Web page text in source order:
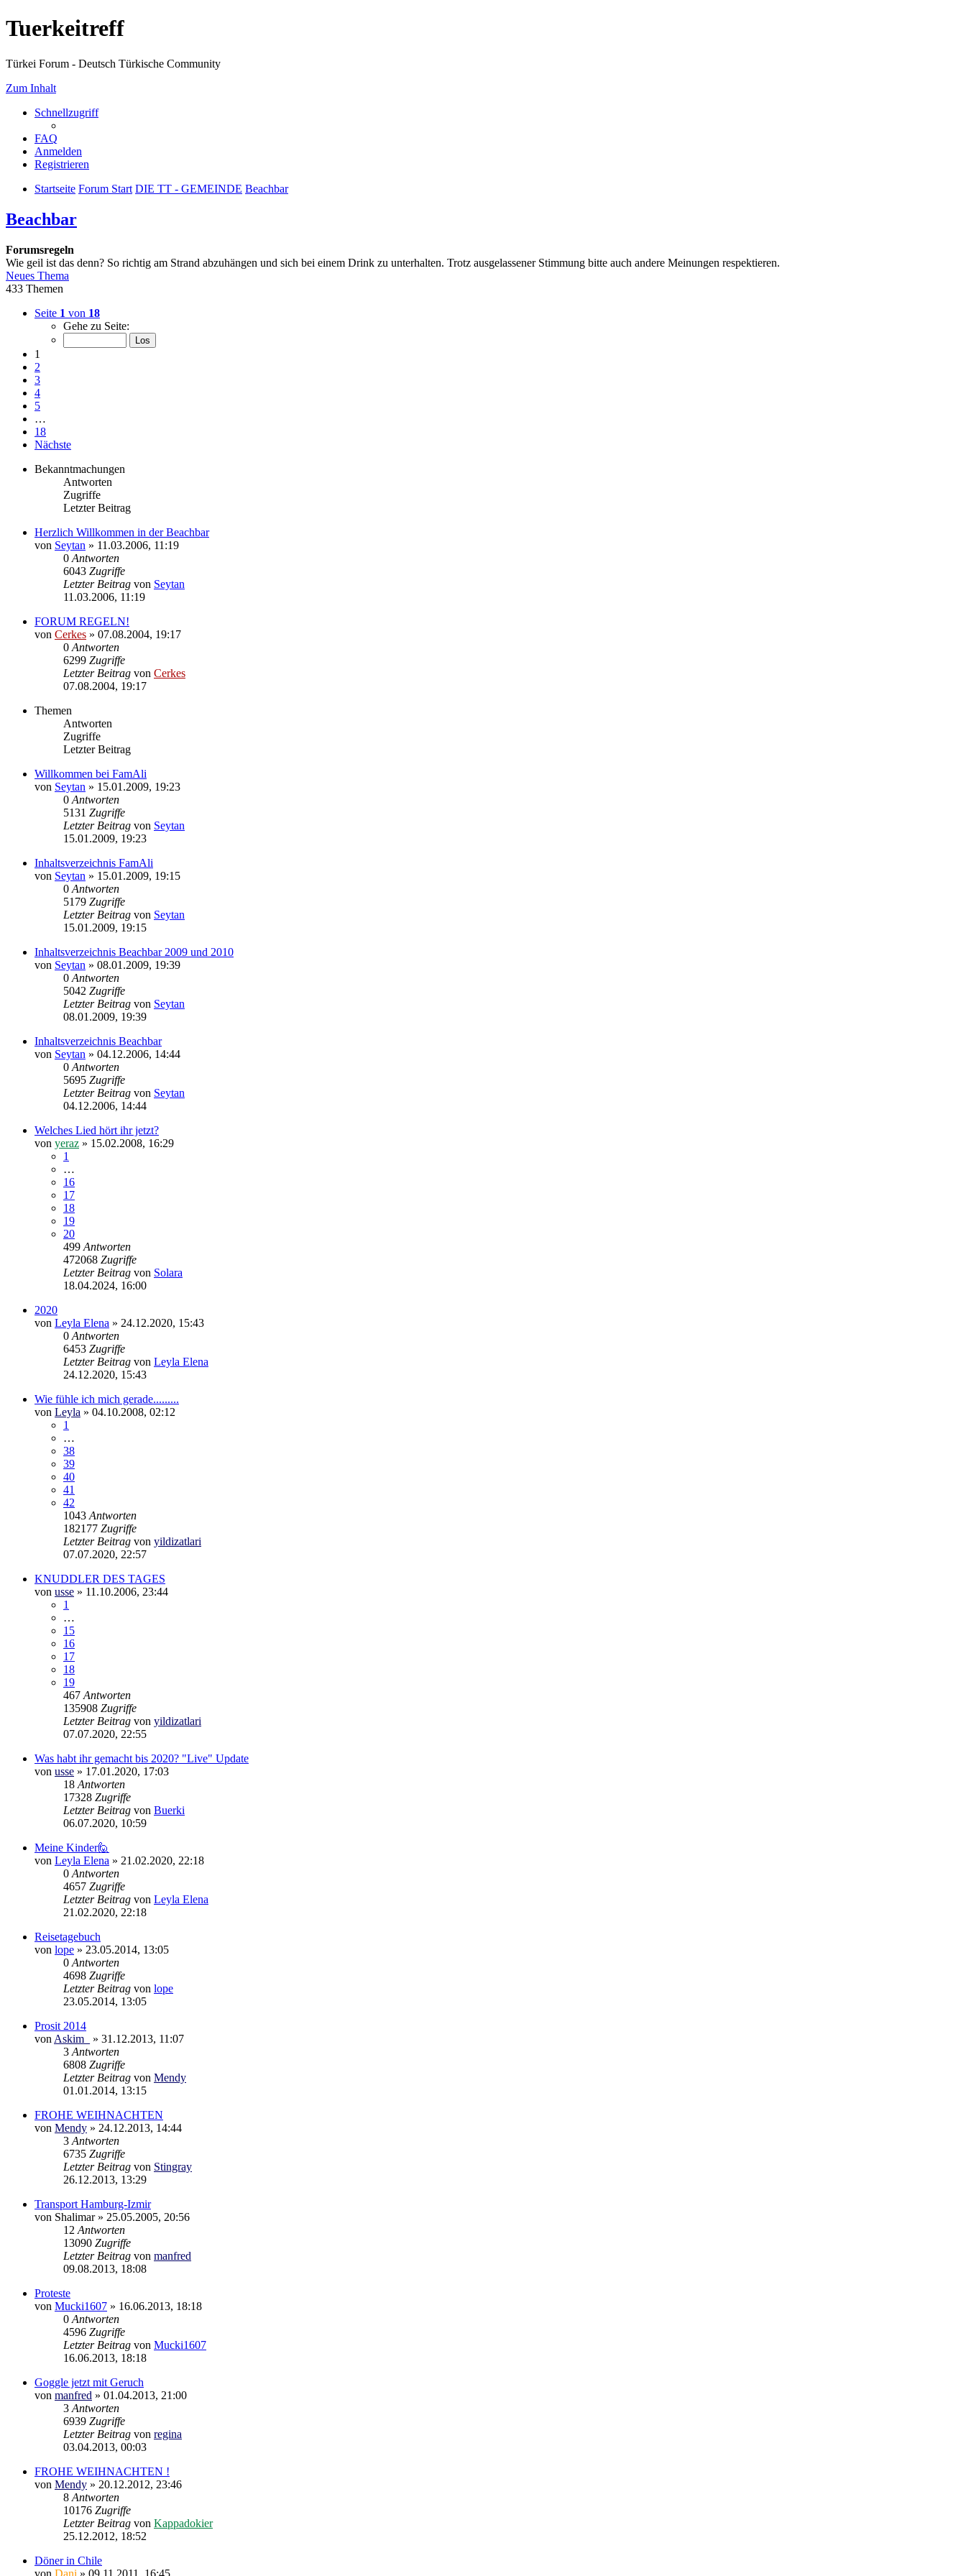
Tuerkeitreff
Türkei Forum - Deutsch Türkische Community
Zum Inhalt
Schnellzugriff
FAQ
Anmelden
Registrieren
Startseite Forum Start DIE TT - GEMEINDE Beachbar
Beachbar
Forumsregeln
Wie geil ist das denn? So richtig am Strand abzuhängen und sich bei einem Drink zu unterhalten. Trotz ausgelassener Stimmung bitte auch andere Meinungen respektieren.
Neues Thema
433 Themen
Seite 1 von 18
Gehe zu Seite:
1
2
3
4
5
…
18
Nächste
Bekanntmachungen
Antworten
Zugriffe
Letzter Beitrag
Herzlich Willkommen in der Beachbar
von Seytan » 11.03.2006, 11:19
0 Antworten
6043 Zugriffe
Letzter Beitrag von Seytan
11.03.2006, 11:19
FORUM REGELN!
von Cerkes » 07.08.2004, 19:17
0 Antworten
6299 Zugriffe
Letzter Beitrag von Cerkes
07.08.2004, 19:17
Themen
Antworten
Zugriffe
Letzter Beitrag
Willkommen bei FamAli
von Seytan » 15.01.2009, 19:23
0 Antworten
5131 Zugriffe
Letzter Beitrag von Seytan
15.01.2009, 19:23
Inhaltsverzeichnis FamAli
von Seytan » 15.01.2009, 19:15
0 Antworten
5179 Zugriffe
Letzter Beitrag von Seytan
15.01.2009, 19:15
Inhaltsverzeichnis Beachbar 2009 und 2010
von Seytan » 08.01.2009, 19:39
0 Antworten
5042 Zugriffe
Letzter Beitrag von Seytan
08.01.2009, 19:39
Inhaltsverzeichnis Beachbar
von Seytan » 04.12.2006, 14:44
0 Antworten
5695 Zugriffe
Letzter Beitrag von Seytan
04.12.2006, 14:44
Welches Lied hört ihr jetzt?
von yeraz » 15.02.2008, 16:29
1
…
16
17
18
19
20
499 Antworten
472068 Zugriffe
Letzter Beitrag von Solara
18.04.2024, 16:00
2020
von Leyla Elena » 24.12.2020, 15:43
0 Antworten
6453 Zugriffe
Letzter Beitrag von Leyla Elena
24.12.2020, 15:43
Wie fühle ich mich gerade.........
von Leyla » 04.10.2008, 02:12
1
…
38
39
40
41
42
1043 Antworten
182177 Zugriffe
Letzter Beitrag von yildizatlari
07.07.2020, 22:57
KNUDDLER DES TAGES
von usse » 11.10.2006, 23:44
1
…
15
16
17
18
19
467 Antworten
135908 Zugriffe
Letzter Beitrag von yildizatlari
07.07.2020, 22:55
Was habt ihr gemacht bis 2020? "Live" Update
von usse » 17.01.2020, 17:03
18 Antworten
17328 Zugriffe
Letzter Beitrag von Buerki
06.07.2020, 10:59
Meine Kinder🙋
von Leyla Elena » 21.02.2020, 22:18
0 Antworten
4657 Zugriffe
Letzter Beitrag von Leyla Elena
21.02.2020, 22:18
Reisetagebuch
von lope » 23.05.2014, 13:05
0 Antworten
4698 Zugriffe
Letzter Beitrag von lope
23.05.2014, 13:05
Prosit 2014
von Askim_ » 31.12.2013, 11:07
3 Antworten
6808 Zugriffe
Letzter Beitrag von Mendy
01.01.2014, 13:15
FROHE WEIHNACHTEN
von Mendy » 24.12.2013, 14:44
3 Antworten
6735 Zugriffe
Letzter Beitrag von Stingray
26.12.2013, 13:29
Transport Hamburg-Izmir
von Shalimar» 25.05.2005, 20:56
12 Antworten
13090 Zugriffe
Letzter Beitrag von manfred
09.08.2013, 18:08
Proteste
von Mucki1607 » 16.06.2013, 18:18
0 Antworten
4596 Zugriffe
Letzter Beitrag von Mucki1607
16.06.2013, 18:18
Goggle jetzt mit Geruch
von manfred » 01.04.2013, 21:00
3 Antworten
6939 Zugriffe
Letzter Beitrag von regina
03.04.2013, 00:03
FROHE WEIHNACHTEN !
von Mendy » 20.12.2012, 23:46
8 Antworten
10176 Zugriffe
Letzter Beitrag von Kappadokier
25.12.2012, 18:52
Döner in Chile
von Dani » 09.11.2011, 16:45